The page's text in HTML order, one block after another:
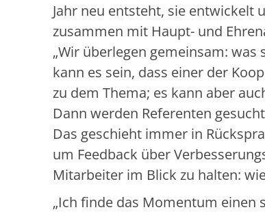
Jahr neu entsteht, sie entwickelt
zusammen mit Haupt- und
„Wir überlegen gemeinsam:
kann es sein, dass einer der
zu dem Thema; es kann aber
Dann werden Referenten
Das geschieht immer in
um Feedback über
Mitarbeiter im Blick zu halten:
„Ich finde das Momentum einen